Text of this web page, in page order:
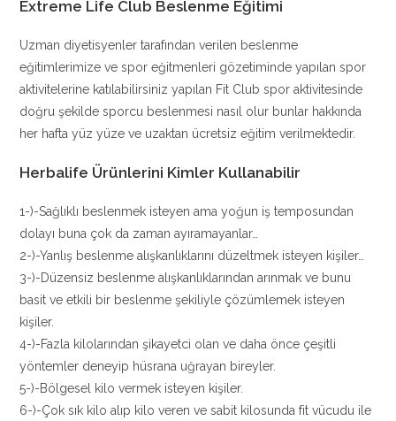
Extreme Life Club Beslenme Eğitimi
Uzman diyetisyenler tarafından verilen beslenme
eğitimlerimize ve spor eğitmenleri gözetiminde yapılan spor
aktivitelerine katılabilirsiniz yapılan Fit Club spor aktivitesinde
doğru şekilde sporcu beslenmesi nasıl olur bunlar hakkında
her hafta yüz yüze ve uzaktan ücretsiz eğitim verilmektedir.
Herbalife Ürünlerini Kimler Kullanabilir
1-)-Sağlıklı beslenmek isteyen ama yoğun iş temposundan
dolayı buna çok da zaman ayıramayanlar…
2-)-Yanlış beslenme alışkanlıklarını düzeltmek isteyen kişiler…
3-)-Düzensiz beslenme alışkanlıklarından arınmak ve bunu
basit ve etkili bir beslenme şekiliyle çözümlemek isteyen
kişiler.
4-)-Fazla kilolarından şikayetci olan ve daha önce çeşitli
yöntemler deneyip hüsrana uğrayan bireyler.
5-)-Bölgesel kilo vermek isteyen kişiler.
6-)-Çok sık kilo alıp kilo veren ve sabit kilosunda fit vücudu ile